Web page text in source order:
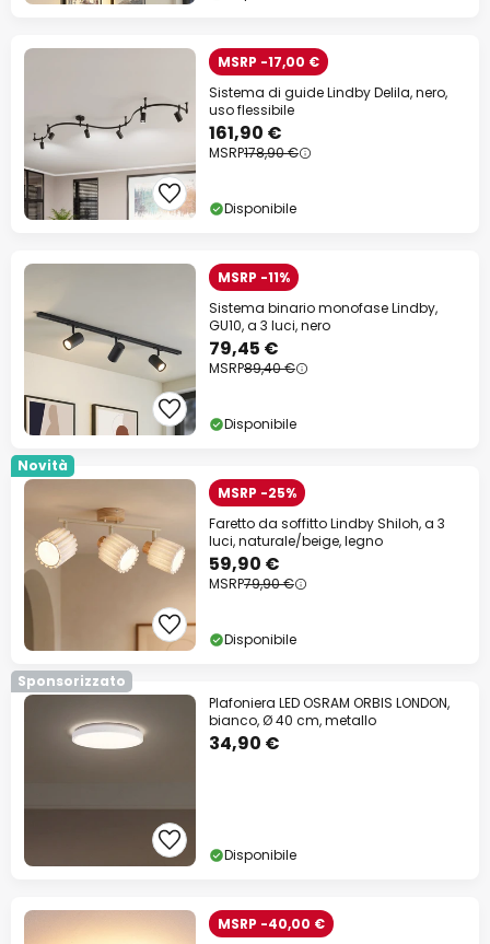
MSRP -17,00 €
Sistema di guide Lindby Delila, nero,
uso flessibile
161,90 €
MSRP178,90 €
Disponibile
MSRP -11%
Sistema binario monofase Lindby,
GU10, a 3 luci, nero
79,45 €
MSRP89,40 €
Disponibile
Novità
MSRP -25%
Faretto da soffitto Lindby Shiloh, a 3
luci, naturale/beige, legno
59,90 €
MSRP79,90 €
Disponibile
Sponsorizzato
Plafoniera LED OSRAM ORBIS LONDON,
bianco, Ø 40 cm, metallo
34,90 €
Disponibile
MSRP -40,00 €